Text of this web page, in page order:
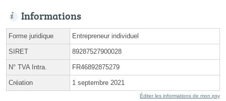
Informations
Forme juridique Entrepreneur individuel
SIRET 89287527900028
N° TVA Intra. FR46892875279
Création 1 septembre 2021
Éditer les informations de mon psy